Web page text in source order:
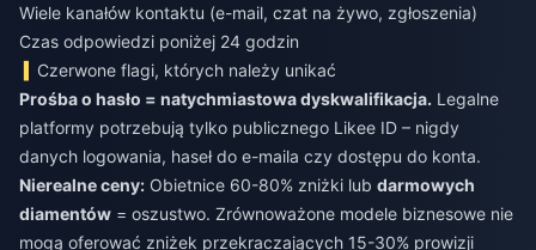
Wiele kanałów kontaktu (e-mail, czat na żywo, zgłoszenia)
Czas odpowiedzi poniżej 24 godzin
Czerwone flagi, których należy unikać
Prośba o hasło = natychmiastowa dyskwalifikacja. Legalne
platformy potrzebują tylko publicznego Likee ID – nigdy
danych logowania, haseł do e-maila czy dostępu do konta.
Nierealne ceny: Obietnice 60-80% zniżki lub darmowych
diamentów = oszustwo. Zrównoważone modele biznesowe nie
mogą oferować zniżek przekraczających 15-30% prowizji